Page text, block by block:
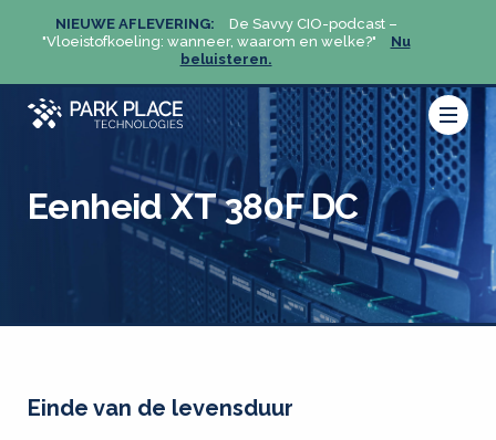
NIEUWE AFLEVERING:
De Savvy CIO-podcast –
"Vloeistofkoeling: wanneer, waarom en welke?"
Nu
beluisteren.
Eenheid XT 380F DC
Einde van de levensduur